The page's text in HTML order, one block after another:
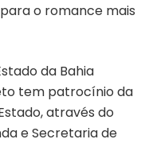
o romance mais
da Bahia
tem patrocínio da
através do
e Secretaria de